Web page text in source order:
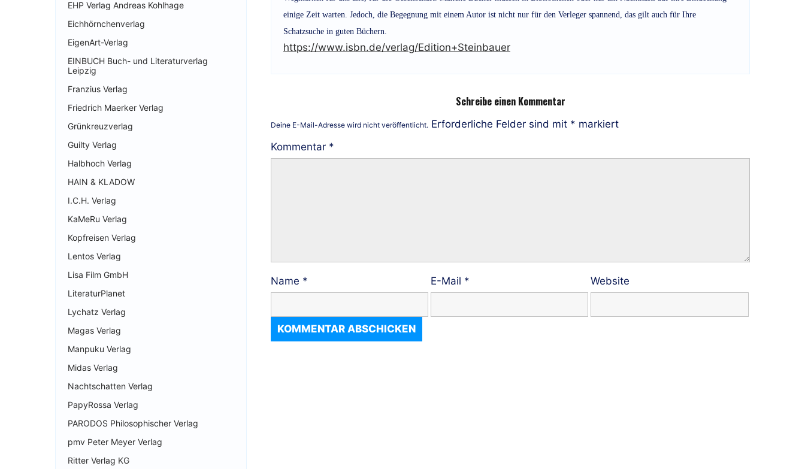
einige Zeit warten. Jedoch, die Begegnung mit einem Autor ist nicht nur für den Verleger spannend, das gilt auch für Ihre
Schatzsuche in guten Büchern.
https://www.isbn.de/verlag/Edition+Steinbauer
Schreibe einen Kommentar
Deine E-Mail-Adresse wird nicht veröffentlicht. Erforderliche Felder sind mit * markiert
Kommentar *
Name * E-Mail * Website
EHP Verlag Andreas Kohlhage
Eichhörnchenverlag
EigenArt-Verlag
EINBUCH Buch- und Literaturverlag
Leipzig
Franzius Verlag
Friedrich Maerker Verlag
Grünkreuzverlag
Guilty Verlag
Halbhoch Verlag
HAIN & KLADOW
I.C.H. Verlag
KaMeRu Verlag
Kopfreisen Verlag
Lentos Verlag
Lisa Film GmbH
LiteraturPlanet
Lychatz Verlag
Magas Verlag
Manpuku Verlag
Midas Verlag
Nachtschatten Verlag
PapyRossa Verlag
PARODOS Philosophischer Verlag
pmv Peter Meyer Verlag
Ritter Verlag KG